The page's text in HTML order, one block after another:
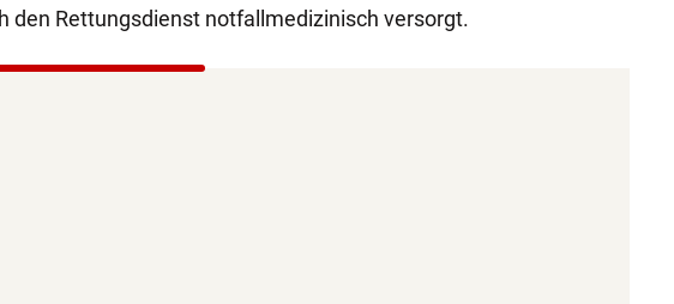
den Rettungsdienst notfallmedizinisch versorgt.